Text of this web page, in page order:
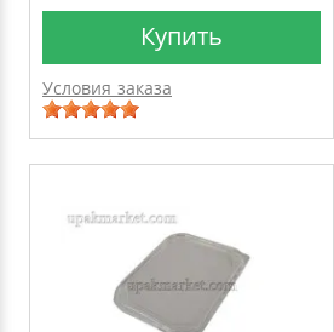
Купить
Условия заказа